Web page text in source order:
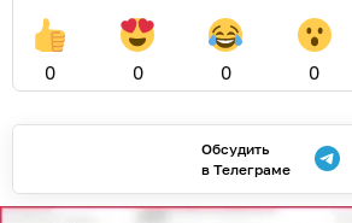
0 0 0 0
Обсудить
в Телеграме